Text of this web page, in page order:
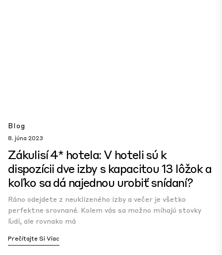
Blog
8. júna 2023
Zákulisí 4* hotela: V hoteli sú k
dispozícii dve izby s kapacitou 13 lôžok a
koľko sa dá najednou urobiť snídaní?
Ráno odejdete z neuklizeného izby a večer je všetko
perfektne srovnané. Kolem vás sa možno míhajú stovky
ľudí, ale rovnako má
Prečítajte Si Viac